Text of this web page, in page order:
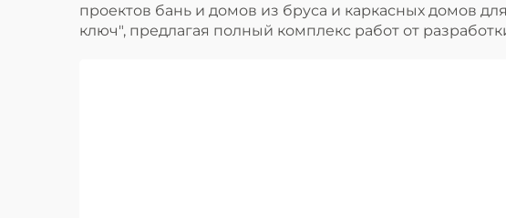
проектов бань и домов из бруса и каркасных домов
ключ", предлагая полный комплекс работ от